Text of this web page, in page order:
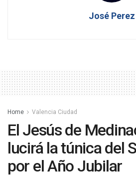
José Perez
Home Valencia Ciudad
El Jesús de
lucirá la túnica del
por el Año Jubilar